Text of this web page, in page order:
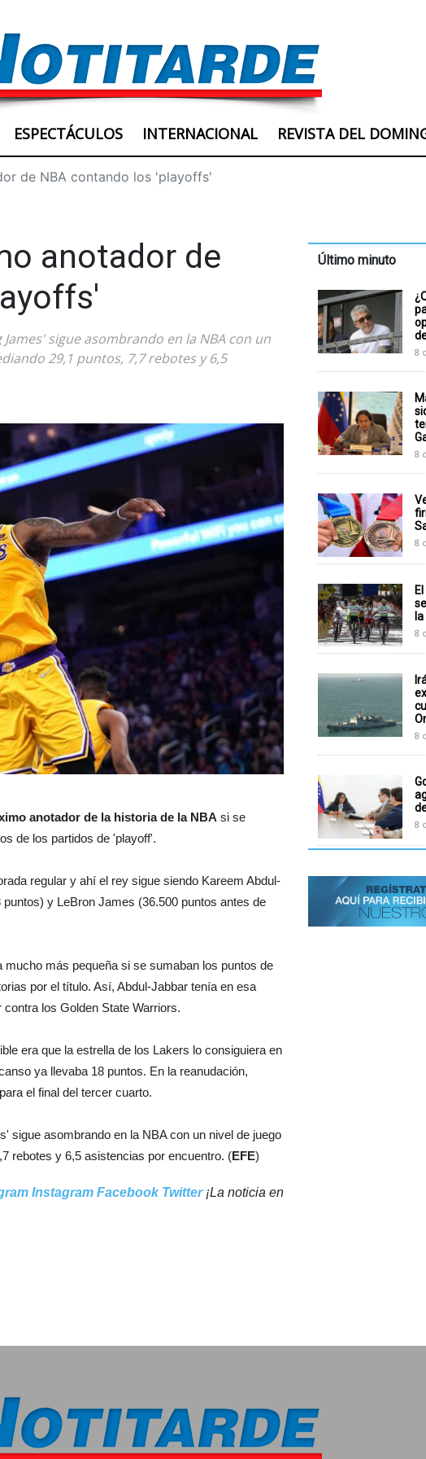
ESPECTÁCULOS INTERNACIONAL REVISTA DEL
de NBA contando los 'playoffs'
anotador de
sigue asombrando en la NBA con un
29,1 puntos, 7,7 rebotes y 6,5
anotador de la historia de la NBA si se
de los partidos de 'playoff'.
regular y ahí el rey sigue siendo Kareem Abdul-
y LeBron James (36.500 puntos antes de
más pequeña si se sumaban los puntos de
por el título. Así, Abdul-Jabbar tenía en esa
los Golden State Warriors.
era que la estrella de los Lakers lo consiguiera en
ya llevaba 18 puntos. En la reanudación,
el final del tercer cuarto.
sigue asombrando en la NBA con un nivel de juego
rebotes y 6,5 asistencias por encuentro. (EFE)
Instagram Facebook Twitter¡La noticia en
Último minuto
8
8
8
8
8
8